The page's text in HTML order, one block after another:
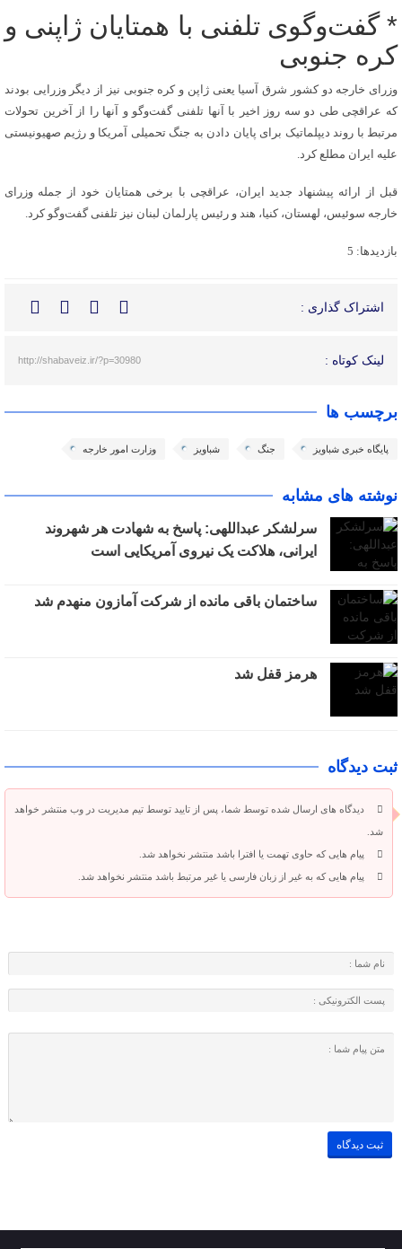
* گفت‌وگوی تلفنی با همتایان ژاپنی و
کره جنوبی
وزرای خارجه دو کشور شرق آسیا یعنی ژاپن و کره جنوبی نیز از دیگر وزرایی بودند
که عراقچی طی دو سه روز اخیر با آنها تلفنی گفت‌وگو و آنها را از آخرین تحولات
مرتبط با روند دیپلماتیک برای پایان دادن به جنگ تحمیلی آمریکا و رژیم صهیونیستی
علیه ایران مطلع کرد.
قبل از ارائه پیشنهاد جدید ایران، عراقچی با برخی همتایان خود از جمله وزرای
خارجه سوئیس، لهستان، کنیا، هند و رئیس پارلمان لبنان نیز تلفنی گفت‌وگو کرد.
بازدیدها: 5
اشتراک گذاری :
لینک کوتاه : http://shabaveiz.ir/?p=30980
برچسب ها
پایگاه خبری شباویز جنگ شباویز وزارت امور خارجه
نوشته های مشابه
سرلشکر عبداللهی: پاسخ به شهادت هر شهروند
ایرانی، هلاکت یک نیروی آمریکایی است
ساختمان باقی مانده از شرکت آمازون منهدم شد
هرمز قفل شد
ثبت دیدگاه
دیدگاه های ارسال شده توسط شما، پس از تایید توسط تیم مدیریت در وب منتشر خواهد
شد.
پیام هایی که حاوی تهمت یا افترا باشد منتشر نخواهد شد.
پیام هایی که به غیر از زبان فارسی یا غیر مرتبط باشد منتشر نخواهد شد.